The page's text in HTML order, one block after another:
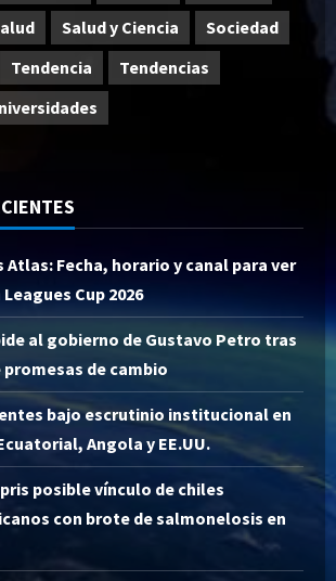
Salud y Ciencia
Sociedad
Tendencia
Tendencias
Atlas: Fecha, horario y canal para ver
Cup 2026
al gobierno de Gustavo Petro tras
de cambio
bajo escrutinio institucional en
Angola y EE.UU.
posible vínculo de chiles
con brote de salmonelosis en